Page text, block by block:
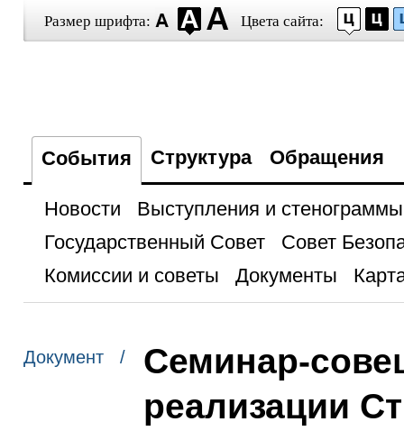
Размер шрифта: Цвета сайта:
События Структура Обращения
Новости
Выступления и стенограммы
Государственный Совет
Совет
Комиссии и советы
Документы
Документ /
Семинар-
реализации